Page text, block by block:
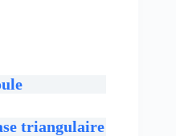
triangulaire